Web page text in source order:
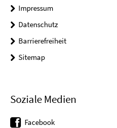
Impressum
Datenschutz
Barrierefreiheit
Sitemap
Soziale Medien
Facebook